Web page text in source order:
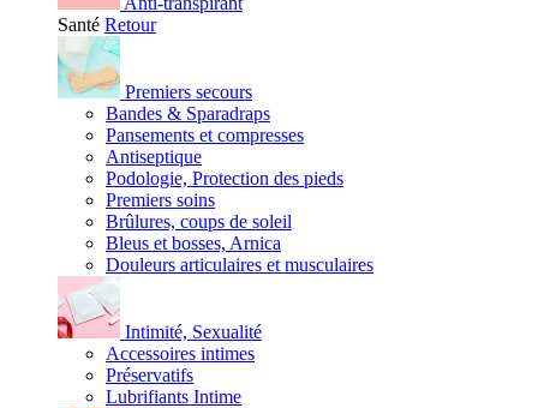
Santé Retour
Premiers secours
Bandes & Sparadraps
Pansements et compresses
Antiseptique
Podologie, Protection des pieds
Premiers soins
Brûlures, coups de soleil
Bleus et bosses, Arnica
Douleurs articulaires et musculaires
Intimité, Sexualité
Accessoires intimes
Préservatifs
Lubrifiants Intime